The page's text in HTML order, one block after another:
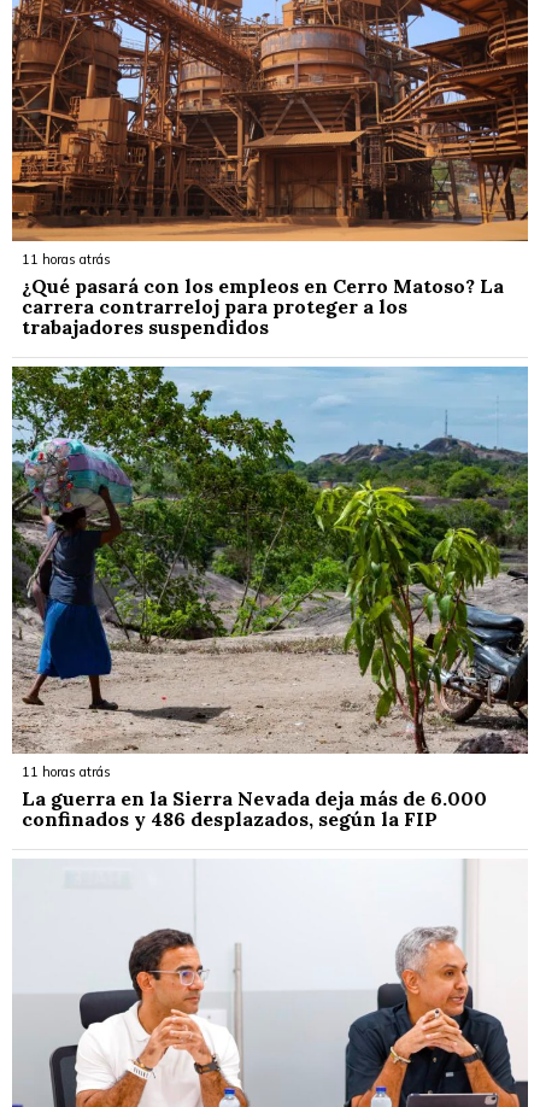
11 horas atrás
¿Qué pasará con los empleos en Cerro Matoso? La
carrera contrarreloj para proteger a los
trabajadores suspendidos
11 horas atrás
La guerra en la Sierra Nevada deja más de 6.000
confinados y 486 desplazados, según la FIP